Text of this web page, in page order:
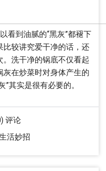
看到油腻的“黑灰”都褪下
较讲究爱干净的话，还
洗干净的锅底不仅看起
在炒菜时对身体产生的
其实是很有必要的。
评论
活妙招